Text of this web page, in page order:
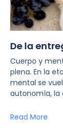
De la
Cuerpo y
plena. En la
mental se
autonomía, la
Read More